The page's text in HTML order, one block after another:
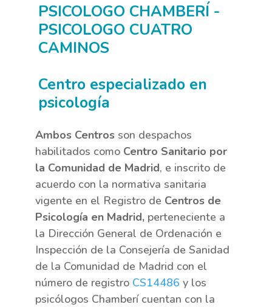
PSICOLOGO CHAMBERÍ -
PSICOLOGO CUATRO
CAMINOS
Centro especializado en
psicología
Ambos Centros son despachos
habilitados como Centro Sanitario por
la Comunidad de Madrid, e inscrito de
acuerdo con la normativa sanitaria
vigente en el Registro de Centros de
Psicología en Madrid,perteneciente a
la Dirección General de Ordenación e
Inspección de la Consejería de Sanidad
de la Comunidad de Madrid con el
número de registro CS14486 y los
psicólogos Chamberí cuentan con la